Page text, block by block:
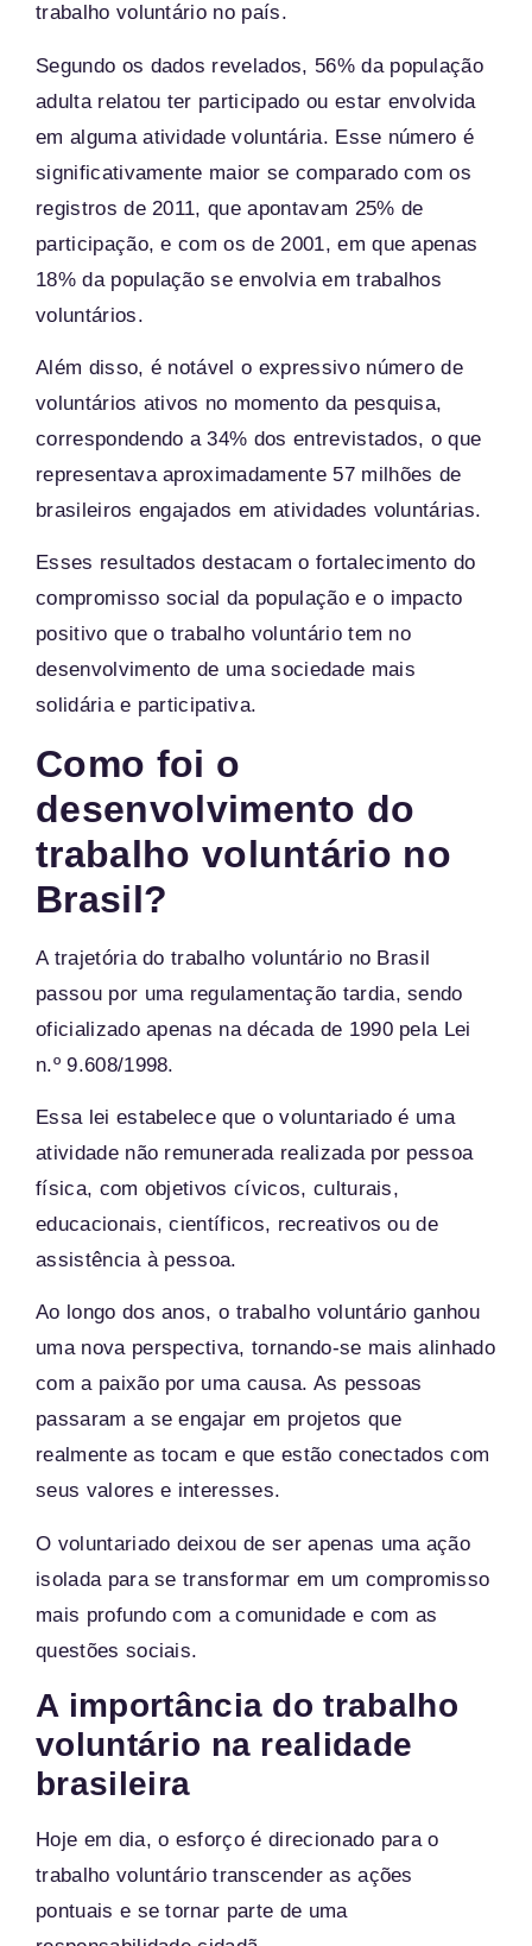
trabalho voluntário no país.
Segundo os dados revelados, 56% da população
adulta relatou ter participado ou estar envolvida
em alguma atividade voluntária. Esse número é
significativamente maior se comparado com os
registros de 2011, que apontavam 25% de
participação, e com os de 2001, em que apenas
18% da população se envolvia em trabalhos
voluntários.
Além disso, é notável o expressivo número de
voluntários ativos no momento da pesquisa,
correspondendo a 34% dos entrevistados, o que
representava aproximadamente 57 milhões de
brasileiros engajados em atividades voluntárias.
Esses resultados destacam o fortalecimento do
compromisso social da população e o impacto
positivo que o trabalho voluntário tem no
desenvolvimento de uma sociedade mais
solidária e participativa.
Como foi o
desenvolvimento do
trabalho voluntário no
Brasil?
A trajetória do trabalho voluntário no Brasil
passou por uma regulamentação tardia, sendo
oficializado apenas na década de 1990 pela Lei
n.º 9.608/1998.
Essa lei estabelece que o voluntariado é uma
atividade não remunerada realizada por pessoa
física, com objetivos cívicos, culturais,
educacionais, científicos, recreativos ou de
assistência à pessoa.
Ao longo dos anos, o trabalho voluntário ganhou
uma nova perspectiva, tornando-se mais alinhado
com a paixão por uma causa. As pessoas
passaram a se engajar em projetos que
realmente as tocam e que estão conectados com
seus valores e interesses.
O voluntariado deixou de ser apenas uma ação
isolada para se transformar em um compromisso
mais profundo com a comunidade e com as
questões sociais.
A importância do trabalho
voluntário na realidade
brasileira
Hoje em dia, o esforço é direcionado para o
trabalho voluntário transcender as ações
pontuais e se tornar parte de uma